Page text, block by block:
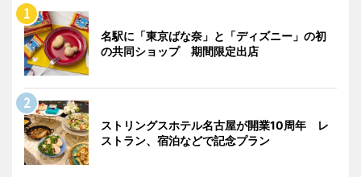
名駅に「東京ばな奈」と「ディズニー」の初
の共同ショップ 期間限定出店
ストリングスホテル名古屋が開業10周年 レ
ストラン、宿泊などで記念プラン